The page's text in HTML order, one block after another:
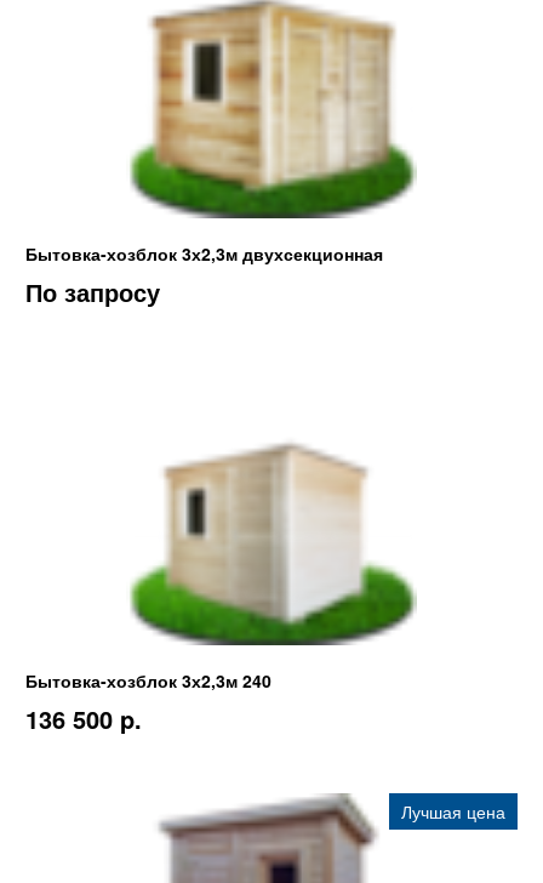
Бытовка-хозблок 3х2,3м двухсекционная
По запросу
Бытовка-хозблок 3х2,3м 240
136 500 p.
Лучшая цена